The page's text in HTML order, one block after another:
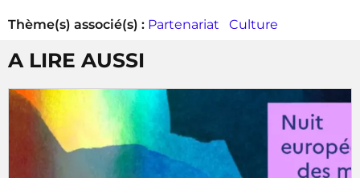
Thème(s) associé(s) : Partenariat Culture
A LIRE AUSSI